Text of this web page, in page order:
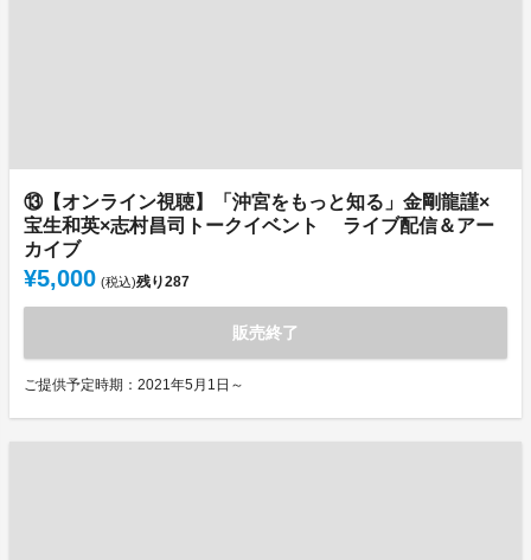
⑬【オンライン視聴】「沖宮をもっと知る」金剛龍謹×
宝生和英×志村昌司トークイベント ライブ配信＆アー
カイブ
¥5,000 (税込)残り287
販売終了
ご提供予定時期：2021年5月1日～